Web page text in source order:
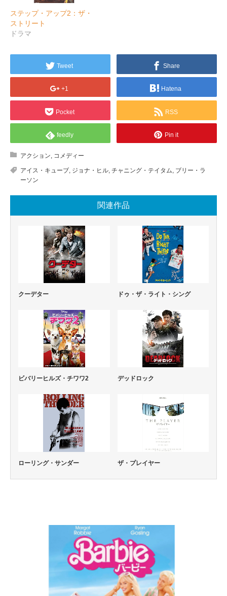
ステップ・アップ2：ザ・
ストリート
ドラマ
Tweet Share
+1 Hatena
Pocket RSS
feedly Pin it
アクション コメディー
アイス・キューブ ジョナ・ヒル チャニング・テイタム ブリー・ラ
ーソン
関連作品
クーデター ドゥ・ザ・ライト・シング
ビバリーヒルズ・チワワ2 デッドロック
ローリング・サンダー ザ・プレイヤー